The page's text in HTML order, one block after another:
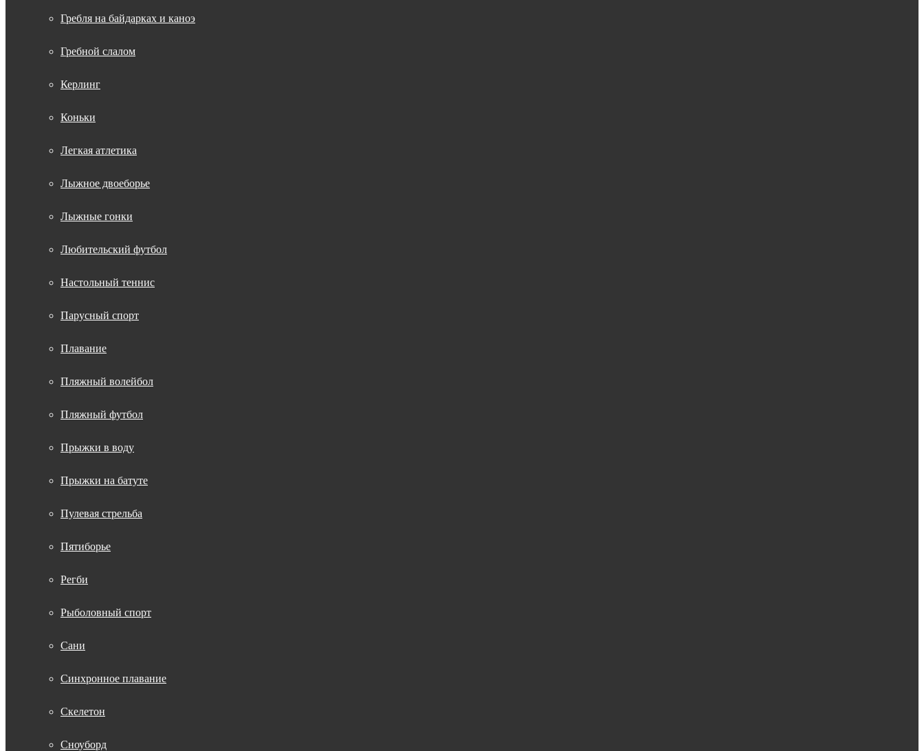
Гребля на байдарках и каноэ
Гребной слалом
Керлинг
Коньки
Легкая атлетика
Лыжное двоеборье
Лыжные гонки
Любительский футбол
Настольный теннис
Парусный спорт
Плавание
Пляжный волейбол
Пляжный футбол
Прыжки в воду
Прыжки на батуте
Пулевая стрельба
Пятиборье
Регби
Рыболовный спорт
Сани
Синхронное плавание
Скелетон
Сноуборд